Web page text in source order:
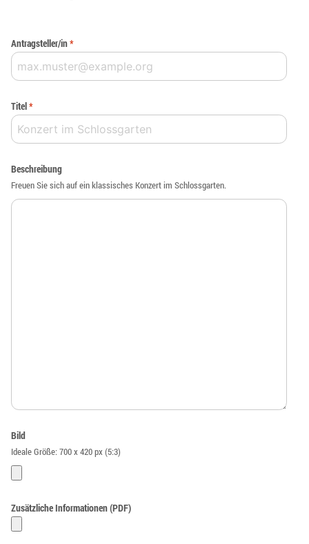
Antragsteller/in*
Titel*
Beschreibung
Freuen Sie sich auf ein klassisches Konzert im Schlossgarten.
Bild
Ideale Größe: 700 x 420 px (5:3)
Zusätzliche Informationen (PDF)